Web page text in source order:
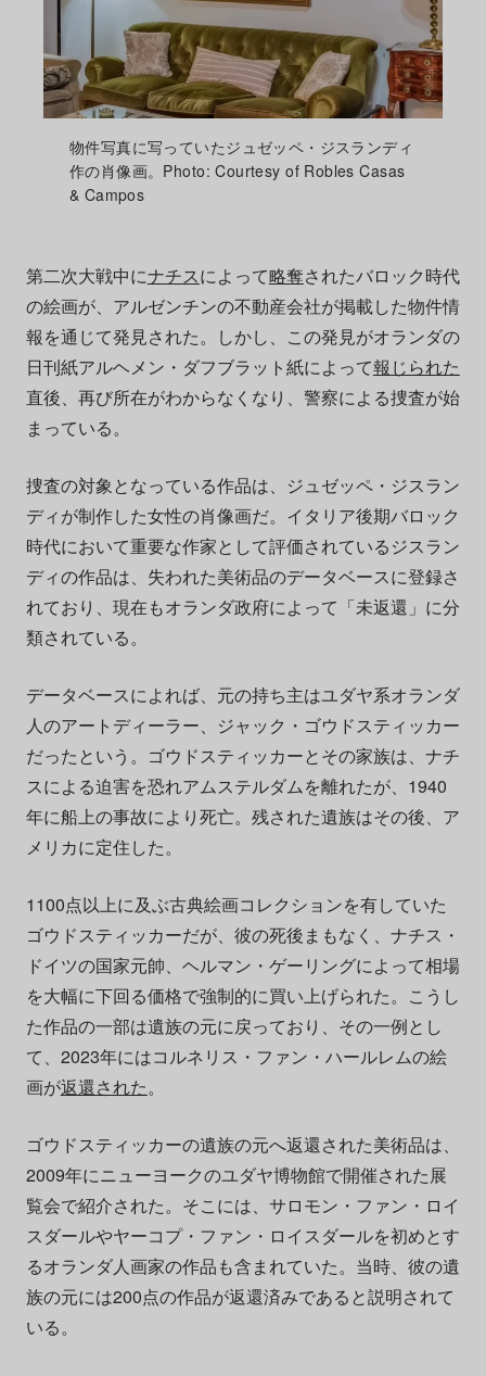
物件写真に写っていたジュゼッペ・ジスランディ
作の肖像画。Photo: Courtesy of Robles Casas
& Campos
第二次大戦中にナチスによって略奪されたバロック時代
の絵画が、アルゼンチンの不動産会社が掲載した物件情
報を通じて発見された。しかし、この発見がオランダの
日刊紙アルヘメン・ダフブラット紙によって報じられた
直後、再び所在がわからなくなり、警察による捜査が始
まっている。
捜査の対象となっている作品は、ジュゼッペ・ジスラン
ディが制作した女性の肖像画だ。イタリア後期バロック
時代において重要な作家として評価されているジスラン
ディの作品は、失われた美術品のデータベースに登録さ
れており、現在もオランダ政府によって「未返還」に分
類されている。
データベースによれば、元の持ち主はユダヤ系オランダ
人のアートディーラー、ジャック・ゴウドスティッカー
だったという。ゴウドスティッカーとその家族は、ナチ
スによる迫害を恐れアムステルダムを離れたが、1940
年に船上の事故により死亡。残された遺族はその後、ア
メリカに定住した。
1100点以上に及ぶ古典絵画コレクションを有していた
ゴウドスティッカーだが、彼の死後まもなく、ナチス・
ドイツの国家元帥、ヘルマン・ゲーリングによって相場
を大幅に下回る価格で強制的に買い上げられた。こうし
た作品の一部は遺族の元に戻っており、その一例とし
て、2023年にはコルネリス・ファン・ハールレムの絵
画が返還された。
ゴウドスティッカーの遺族の元へ返還された美術品は、
2009年にニューヨークのユダヤ博物館で開催された展
覧会で紹介された。そこには、サロモン・ファン・ロイ
スダールやヤーコプ・ファン・ロイスダールを初めとす
るオランダ人画家の作品も含まれていた。当時、彼の遺
族の元には200点の作品が返還済みであると説明されて
いる。